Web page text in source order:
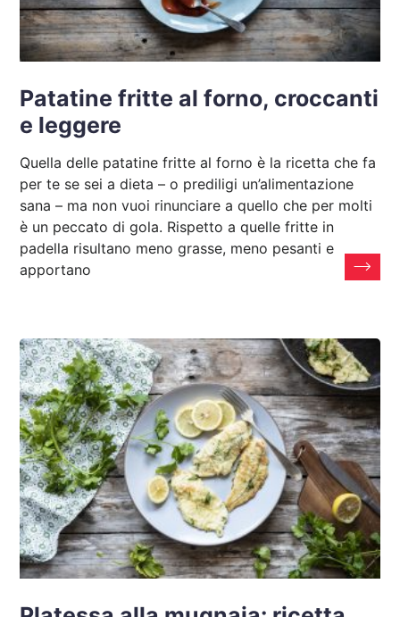
Patatine fritte al forno, croccanti
e leggere
Quella delle patatine fritte al forno è la ricetta che fa
per te se sei a dieta – o prediligi un’alimentazione
sana – ma non vuoi rinunciare a quello che per molti
è un peccato di gola. Rispetto a quelle fritte in
padella risultano meno grasse, meno pesanti e
apportano